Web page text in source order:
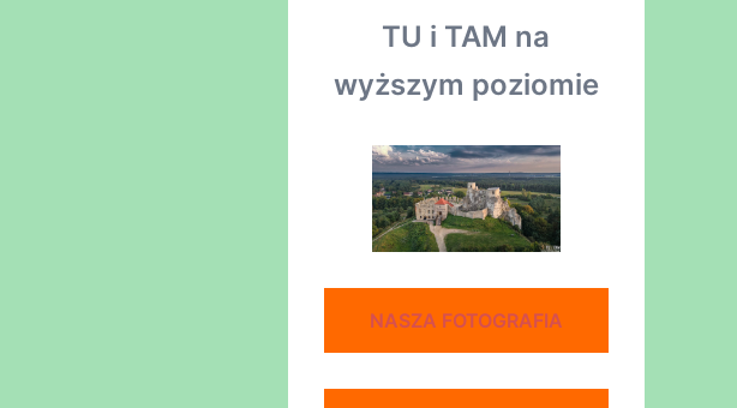
TU i TAM na
wyższym poziomie
NASZA FOTOGRAFIA